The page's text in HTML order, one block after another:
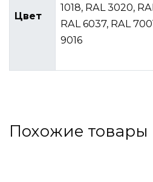
Цвет
1018, RAL 3020,
RAL 6037, RAL
9016
Похожие товары